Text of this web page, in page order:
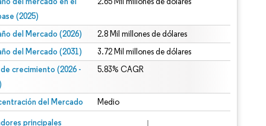
(2025)
del Mercado (2026) 2.8 Mil millones de dólares
del Mercado (2031) 3.72 Mil millones de dólares
de crecimiento (2026 -
5.83% CAGR
del Mercado Medio
principales
© Mordor Intelligence. El uso requiere atribución según CC BY 4.0.
CC BY 4.0.